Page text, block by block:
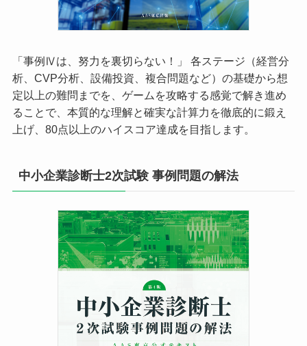
「事例Ⅳは、努力を裏切らない！」 各ステージ（経営分
析、CVP分析、設備投資、複合問題など）の基礎から想
定以上の難問までを、ゲームを攻略する感覚で解き進め
ることで、本質的な理解と確実な計算力を徹底的に鍛え
上げ、80点以上のハイスコア達成を目指します。
中小企業診断士2次試験 事例問題の解法